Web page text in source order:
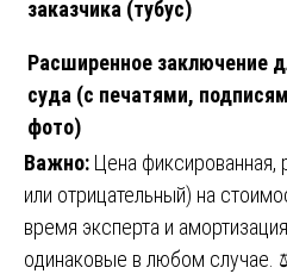
заказчика (тубус)
Расширенное заключение
суда (с печатями,
фото)
Важно: Цена фиксированная,
или отрицательный) на
время эксперта и
одинаковые в любом случае.